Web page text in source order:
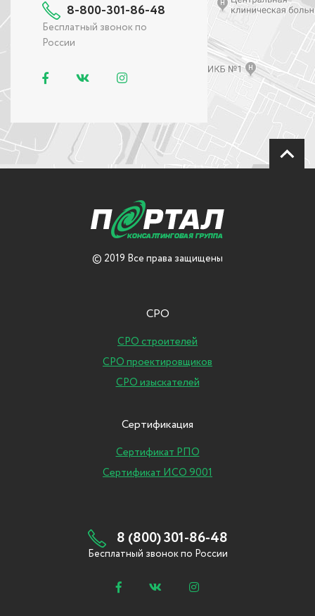
8-800-301-86-48
Бесплатный звонок по
России
© 2019 Все права защищены
СРО
СРО строителей
СРО проектировщиков
СРО изыскателей
Сертификация
Сертификат РПО
Сертификат ИСО 9001
8 (800) 301-86-48
Бесплатный звонок по России